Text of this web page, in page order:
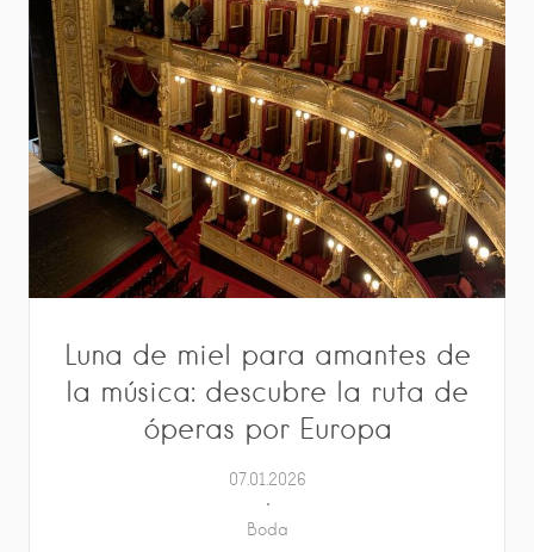
Luna de miel para amantes de
la música: descubre la ruta de
óperas por Europa
07.01.2026
Boda